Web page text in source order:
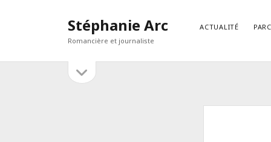
Stéphanie Arc
Romancière et journaliste
ACTUALITÉ
sidebar